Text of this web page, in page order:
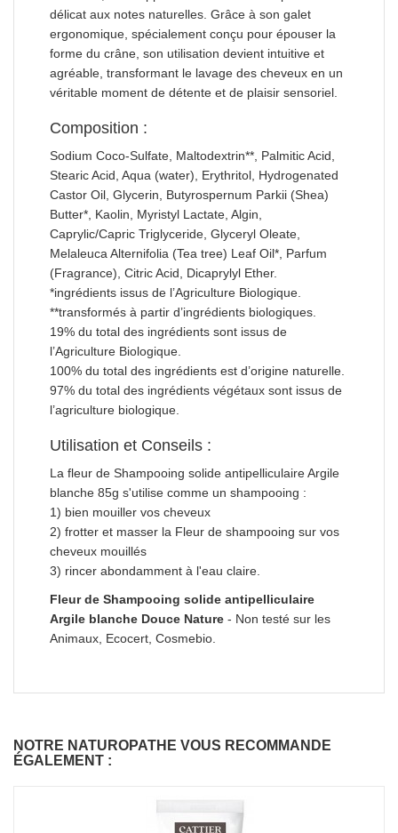
délicat aux notes naturelles. Grâce à son galet
ergonomique, spécialement conçu pour épouser la
forme du crâne, son utilisation devient intuitive et
agréable, transformant le lavage des cheveux en un
véritable moment de détente et de plaisir sensoriel.
Composition :
Sodium Coco-Sulfate, Maltodextrin**, Palmitic Acid,
Stearic Acid, Aqua (water), Erythritol, Hydrogenated
Castor Oil, Glycerin, Butyrospernum Parkii (Shea)
Butter*, Kaolin, Myristyl Lactate, Algin,
Caprylic/Capric Triglyceride, Glyceryl Oleate,
Melaleuca Alternifolia (Tea tree) Leaf Oil*, Parfum
(Fragrance), Citric Acid, Dicaprylyl Ether.
*ingrédients issus de l’Agriculture Biologique.
**transformés à partir d’ingrédients biologiques.
19% du total des ingrédients sont issus de
l’Agriculture Biologique.
100% du total des ingrédients est d’origine naturelle.
97% du total des ingrédients végétaux sont issus de
l’agriculture biologique.
Utilisation et Conseils :
La fleur de Shampooing solide antipelliculaire Argile
blanche 85g s'utilise comme un shampooing :
1) bien mouiller vos cheveux
2) frotter et masser la Fleur de shampooing sur vos
cheveux mouillés
3) rincer abondamment à l'eau claire.
Fleur de Shampooing solide antipelliculaire
Argile blanche Douce Nature - Non testé sur les
Animaux, Ecocert, Cosmebio.
NOTRE NATUROPATHE VOUS RECOMMANDE
ÉGALEMENT :